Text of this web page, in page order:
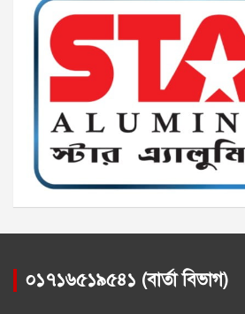
০১৭১৬৫১৯৫৪১ (বার্তা বিভাগ)